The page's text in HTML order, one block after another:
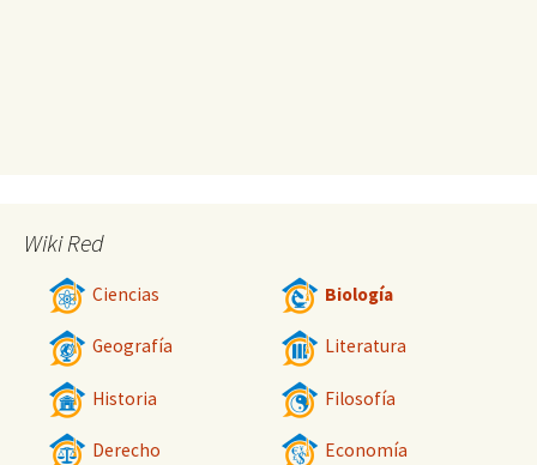
Wiki Red
Ciencias Biología
Geografía Literatura
Historia Filosofía
Derecho Economía